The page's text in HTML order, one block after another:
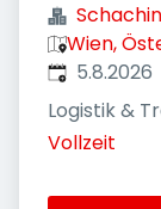
Wien,
5.8.2026
Logistik &
Vollzeit